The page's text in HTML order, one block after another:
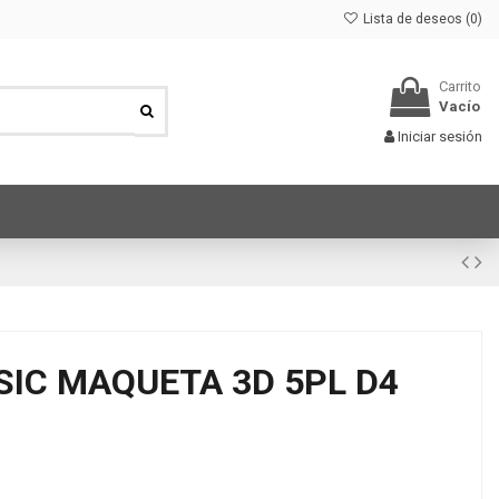
Lista de deseos (0)
Carrito
Vacío
Iniciar sesión
MAQUETA 3D 5PL D4